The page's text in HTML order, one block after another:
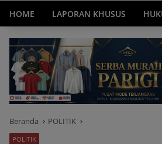
HOME LAPORAN KHUSUS
Beranda POLITIK
POLITIK